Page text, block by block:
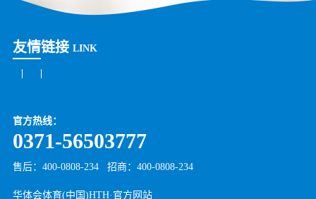
友情链接 LINK
官方热线：
0371-56503777
售后：400-0808-234 招商： 400-0808-234
华体会体育(中国)HTH·官方网站